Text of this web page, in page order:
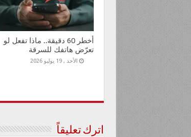
أخطر 60 دقيقة.. ماذا تفعل لو
تعرّض هاتفك للسرقة
الأحد , 19 يوليو 2026
اترك تعليقاً